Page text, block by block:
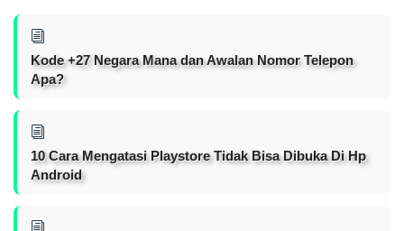
Kode +27 Negara Mana dan Awalan Nomor Telepon
Apa?
10 Cara Mengatasi Playstore Tidak Bisa Dibuka Di Hp
Android